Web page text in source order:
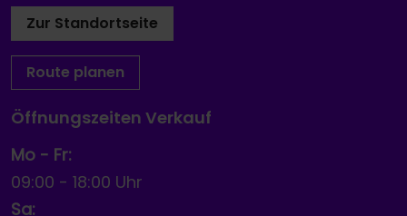
Zur Standortseite
Route planen
Öffnungszeiten Verkauf
Mo - Fr:
09:00 - 18:00 Uhr
Sa: